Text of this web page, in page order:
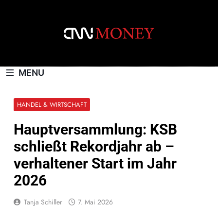
MENU
HANDEL & WIRTSCHAFT
Hauptversammlung: KSB
schließt Rekordjahr ab –
verhaltener Start im Jahr
2026
Tanja Schiller 7. Mai 2026